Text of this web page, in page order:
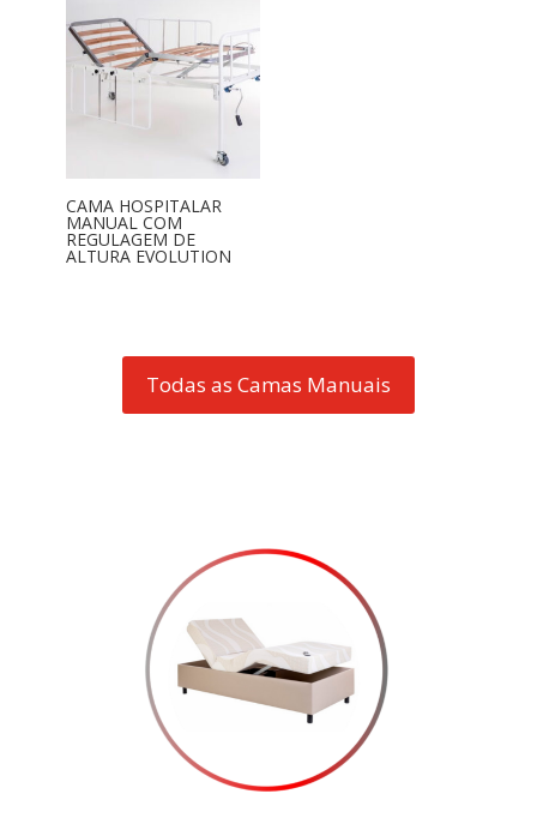
CAMA HOSPITALAR
MANUAL COM
REGULAGEM DE
ALTURA EVOLUTION
Todas as Camas Manuais